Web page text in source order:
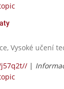
Vysoké učení
|